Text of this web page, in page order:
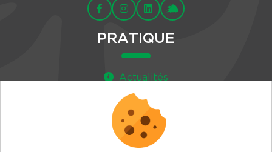
PRATIQUE
Actualités
Agenda
Newsletter